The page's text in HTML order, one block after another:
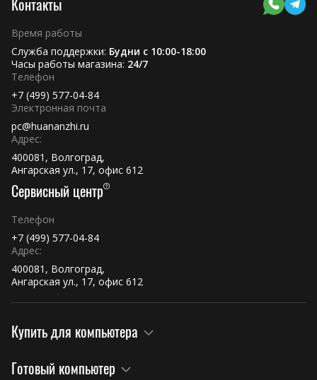
Контакты
Время работы
Служба поддержки: Будни с 10:00-18:00
Часы работы магазина: 24/7
Телефон
+7 (499) 577-04-84
Электронная почта
pc@huananzhi.ru
Адрес:
400081, Волгоград,
Ангарская ул., 17, офис 612
Сервисный центр
Телефон
+7 (499) 577-04-84
Адрес:
400081, Волгоград,
Ангарская ул., 17, офис 612
Купить для компьютера
Готовый компьютер